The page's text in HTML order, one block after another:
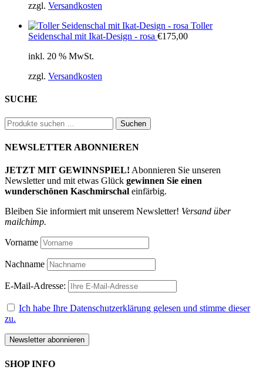
zzgl. Versandkosten
Toller
Seidenschal mit Ikat-Design - rosa €175,00
inkl. 20 % MwSt.
zzgl. Versandkosten
SUCHE
Suchen
nach:
Suchen
NEWSLETTER ABONNIEREN
JETZT MIT GEWINNSPIEL! Abonnieren Sie unseren
Newsletter und mit etwas Glück gewinnen Sie einen
wunderschönen Kaschmirschal einfärbig.
Bleiben Sie informiert mit unserem Newsletter! Versand über
mailchimp.
Vorname
Nachname
E-Mail-Adresse:
Ich habe Ihre Datenschutzerklärung gelesen und stimme dieser
zu.
SHOP INFO